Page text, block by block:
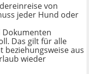
von
jeder Hund oder
Dokumenten
Das gilt für alle
beziehungsweise aus
wieder